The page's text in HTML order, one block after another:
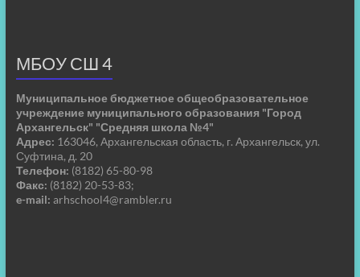
МБОУ СШ 4
Муниципальное бюджетное общеобразовательное
учреждение муниципального образования "Город
Архангельск" "Средняя школа №4"
Адрес: 163046, Архангельская область, г. Архангельск, ул.
Суфтина, д. 20
Телефон: (8182) 65-80-98
Факс: (8182) 20-53-83;
e-mail: arhschool4@rambler.ru